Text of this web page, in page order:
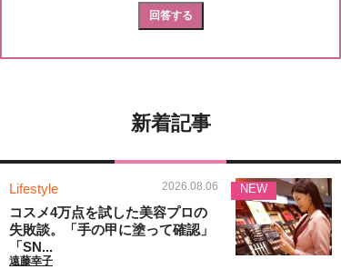
新着記事
Lifestyle 2026.08.06
コスメ4万点を試した美容プロの
失敗談。「手の甲に塗って確認」
「SN...
遠藤幸子
NEW